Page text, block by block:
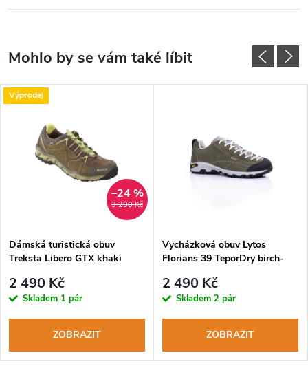
Výprodej
3 290 Kč
–24 %
Dámská turistická obuv
Treksta Libero GTX khaki
2 490 Kč
Skladem 1 pár
ZOBRAZIT
Vycházková obuv Lytos
Florians 39 TeporDry birch-
2 490 Kč
Skladem 2 pár
ZOBRAZIT